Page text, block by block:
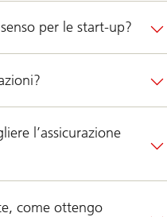
per le start-up?
l’assicurazione
come ottengo